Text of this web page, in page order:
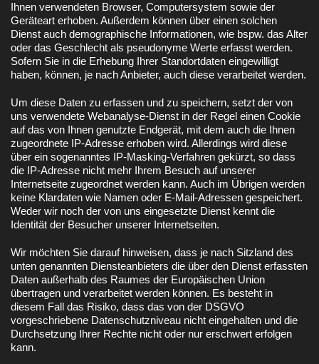
Ihnen verwendeten Browser, Computersystem sowie der
Geräteart erhoben. Außerdem können über einen solchen
Dienst auch demographische Informationen, wie bspw. das Alter
oder das Geschlecht als pseudonyme Werte erfasst werden.
Sofern Sie in die Erhebung Ihrer Standortdaten eingewilligt
haben, können, je nach Anbieter, auch diese verarbeitet werden.
Um diese Daten zu erfassen und zu speichern, setzt der von
uns verwendete Webanalyse-Dienst in der Regel einen Cookie
auf das von Ihnen genutzte Endgerät, mit dem auch die Ihnen
zugeordnete IP-Adresse erhoben wird. Allerdings wird diese
über ein sogenanntes IP-Masking-Verfahren gekürzt, so dass
die IP-Adresse nicht mehr Ihrem Besuch auf unserer
Internetseite zugeordnet werden kann. Auch im Übrigen werden
keine Klardaten wie Namen oder E-Mail-Adressen gespeichert.
Weder wir noch der von uns eingesetzte Dienst kennt die
Identität der Besucher unserer Internetseiten.
Wir möchten Sie darauf hinweisen, dass je nach Sitzland des
unten genannten Diensteanbieters die über den Dienst erfassten
Daten außerhalb des Raumes der Europäischen Union
übertragen und verarbeitet werden können. Es besteht in
diesem Fall das Risiko, dass das von der DSGVO
vorgeschriebene Datenschutzniveau nicht eingehalten und die
Durchsetzung Ihrer Rechte nicht oder nur erschwert erfolgen
kann.